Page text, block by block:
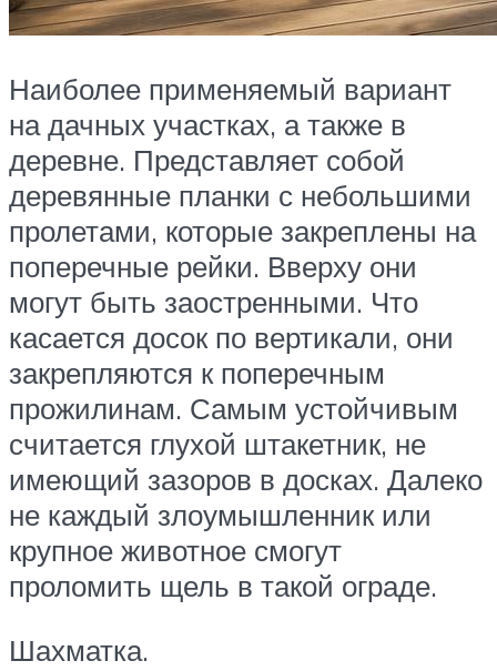
Наиболее применяемый вариант
на дачных участках, а также в
деревне. Представляет собой
деревянные планки с небольшими
пролетами, которые закреплены на
поперечные рейки. Вверху они
могут быть заостренными. Что
касается досок по вертикали, они
закрепляются к поперечным
прожилинам. Самым устойчивым
считается глухой штакетник, не
имеющий зазоров в досках. Далеко
не каждый злоумышленник или
крупное животное смогут
проломить щель в такой ограде.
Шахматка.